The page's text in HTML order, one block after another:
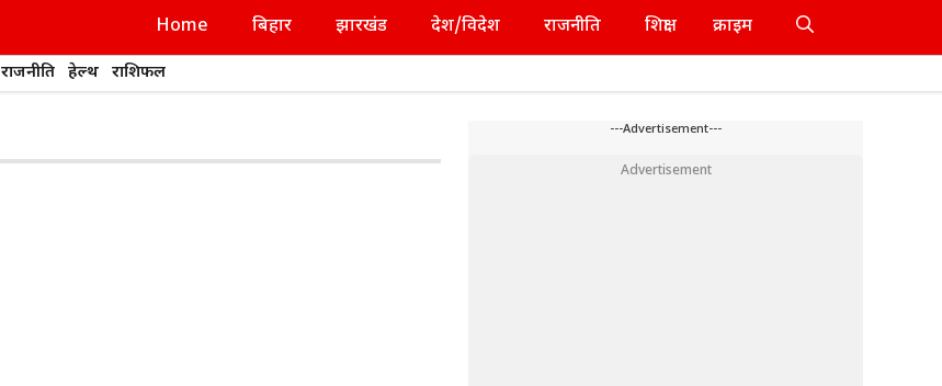
Home बिहार झारखंड देश/विदेश राजनीति शिक्षा क्राइम
राजनीति हेल्थ राशिफल
---Advertisement---
Advertisement